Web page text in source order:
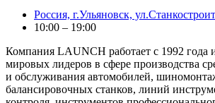
Россия, г.Ульяновск,
10:00 – 19:00
Компания LAUNCH работает с 1992 года
мировых лидеров в сфере производства
и обслуживания автомобилей,
балансировочных станков, линий